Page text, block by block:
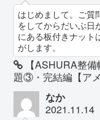
はじめまして。ご質
をしてからだいぶ日
にある板付きナット
がします。
【ASHURA整
題③・完結編【ア
なか
2021.11.14